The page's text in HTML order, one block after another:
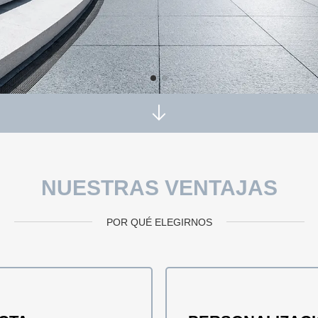
NUESTRAS VENTAJAS
POR QUÉ ELEGIRNOS